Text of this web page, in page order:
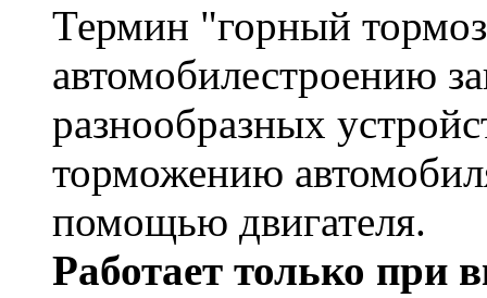
Термин "горный
автомобилестроению
разнообразных
торможению
помощью двигателя.
Работает только при